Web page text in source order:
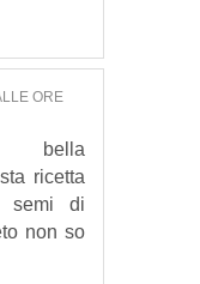
ORE
bella
ricetta
semi di
non so